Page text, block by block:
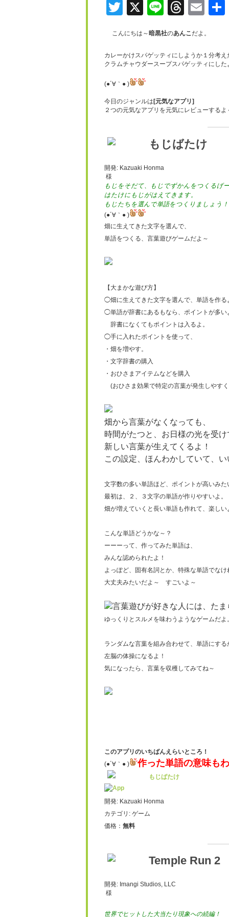
Twitter
X LineThreads
こんにちは～暗黒社のあんこだよ。
カレーかけスパゲッティにしようか１分考え
クラムチャウダースープスパゲッティにした
(●´∀｀● )
今日のジャンルは [元気なアプリ]
２つの元気なアプリを元気にレビューするよ
もじばたけ
開発: Kazuaki Honma
様
もじをそだて、もじでずかんをつくるげー
はたけにもじがはえてきます。
もじたちを選んで単語をつくりましょう！
(●´∀｀● )
畑に生えてきた文字を選んで、
単語をつくる、言葉遊びゲームだよ～
【大まかな遊び方】
◯畑に生えてきた文字を選んで、単語を作る
◯単語が辞書にあるもなら、ポイントが多い
辞書になくてもポイントは入るよ。
◯手に入れたポイントを使って、
・畑を増やす。
・文字辞書の購入
・おひさまアイテムなどを購入
(おひさま効果で特定の言葉が発生しやす
畑から言葉がなくなっても、
時間がたつと、お日様の光を受け
新しい言葉が生えてくるよ！
この設定、ほんわかしていて、
文字数の多い単語ほど、ポイントが高いみた
最初は、２、３文字の単語が作りやすいよ。
畑が増えていくと長い単語も作れて、楽しい
こんな単語どうかな～？
ーーーって、作ってみた単語は、
みんな認められたよ！
よっぽど、固有名詞とか、特殊な単語でなけ
大丈夫みたいだよ～ すごいよ～
言葉遊びが好きな人には、たま
ゆっくりとスルメを味わうようなゲームだよ。
ランダムな言葉を組み合わせて、単語にする
左脳の体操になるよ！
気になったら、言葉を収穫してみてね～
このアプリのいちばんえらいところ！
(●´∀｀● )
作った単語の意味も
もじばたけ
開発: Kazuaki Honma
カテゴリ: ゲーム
価格： 無料
Temple Run 2
開発: Imangi Studios, LLC
様
世界でヒットした大当たり現象への続編！